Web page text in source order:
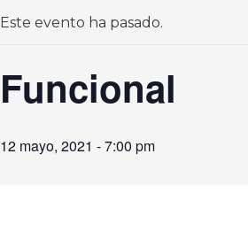
Este evento ha pasado.
Funcional
12 mayo, 2021 - 7:00 pm